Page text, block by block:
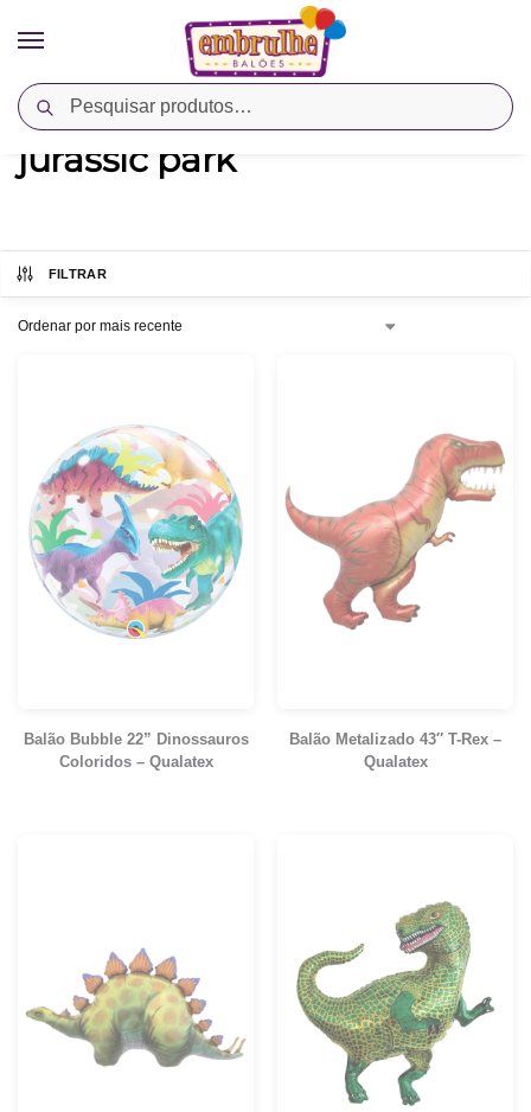
Pesquisar
Início Produtos marcados com a tag “jurassic park”
jurassic park
FILTRAR
Balão Bubble 22” Dinossauros
Coloridos – Qualatex
Balão Metalizado 43″ T-Rex –
Qualatex